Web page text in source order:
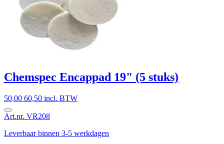
Chemspec Encappad 19" (5 stuks)
50,00 60,50 incl. BTW
Art.nr. VR208
Leverbaar binnen 3-5 werkdagen